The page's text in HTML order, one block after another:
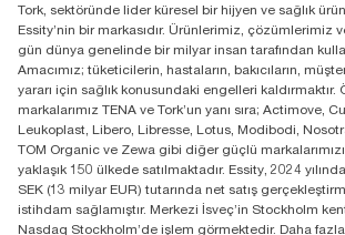
Essity Turkey Hijyen Ürünleri Sanayi ve
Anonim Şirketi Kuriş Kule İş Merkezi,
D-100 Güney Yan Yol Cad. No 2
K:9 34953 Kartal / Istanbul / Turkey
Tork, sektöründe lider küresel bir hijyen ve sağlık
Essity’nin bir markasıdır. Ürünlerimiz, çözümlerimiz
gün dünya genelinde bir milyar insan tarafından
Amacımız; tüketicilerin, hastaların, bakıcıların,
yararı için sağlık konusundaki engelleri kaldırmaktır.
markalarımız TENA ve Tork’un yanı sıra; Actimove,
Leukoplast, Libero, Libresse, Lotus, Modibodi,
TOM Organic ve Zewa gibi diğer güçlü
yaklaşık 150 ülkede satılmaktadır. Essity, 2024
SEK (13 milyar EUR) tutarında net satış
istihdam sağlamıştır. Merkezi İsveç’in Stockholm
Nasdaq Stockholm’de işlem görmektedir. Daha